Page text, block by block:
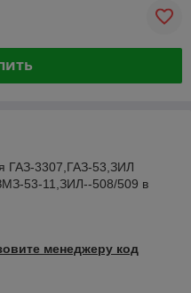
ГАЗ-3307,ГАЗ-53,ЗИЛ
53-11,ЗИЛ--508/509 в
менеджеру код